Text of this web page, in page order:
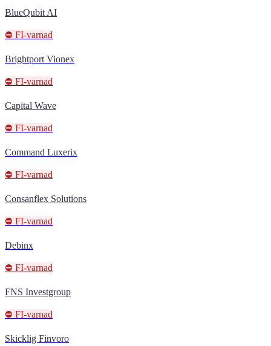
BlueQubit AI
⛔ FI-varnad
Brightport Vionex
⛔ FI-varnad
Capital Wave
⛔ FI-varnad
Command Luxerix
⛔ FI-varnad
Consanflex Solutions
⛔ FI-varnad
Debinx
⛔ FI-varnad
FNS Investgroup
⛔ FI-varnad
Skicklig Finvoro